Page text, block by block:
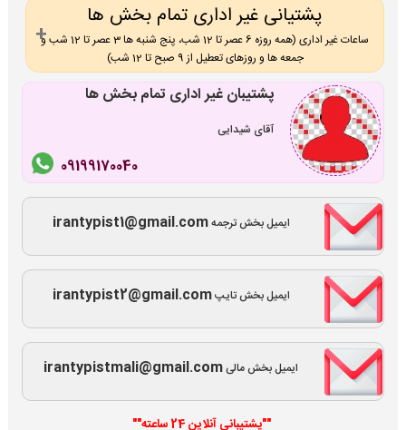
پشتیانی غیر اداری تمام بخش ها
ساعات غیر اداری (همه روزه 6 عصر تا 12 شب، پنج شنبه ها 3 عصر تا 12 شب و
جمعه ها و روزهای تعطیل از 9 صبح تا 12 شب)
پشتیبان غیر اداری تمام بخش ها
آقای شیدایی
09199170040
ایمیل بخش ترجمهirantypist1@gmail.com
ایمیل بخش تایپirantypist2@gmail.com
ایمیل بخش مالیirantypistmali@gmail.com
""پشتیبانی آنلاین 24 ساعته""